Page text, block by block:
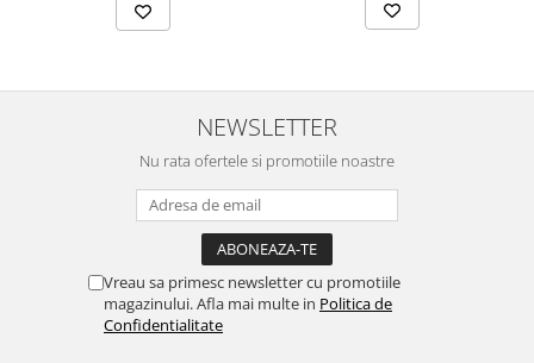
NEWSLETTER
Nu rata ofertele si promotiile noastre
Vreau sa primesc newsletter cu promotiile
magazinului. Afla mai multe in Politica de
Confidentialitate